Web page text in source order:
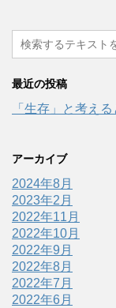
最近の投稿
「生存」と考え
アーカイブ
2024年8月
2023年2月
2022年11月
2022年10月
2022年9月
2022年8月
2022年7月
2022年6月